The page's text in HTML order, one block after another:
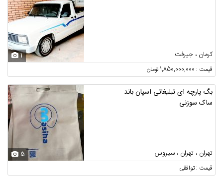
کرمان ، جیرفت 1
قیمت : 1,850,000,000 تومان
بگ پارچه ای تبلیغاتی اسپان باند
ساک سوزنی
تهران ، تهران ، سیروس 5
قیمت : توافقی